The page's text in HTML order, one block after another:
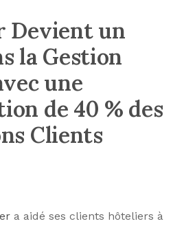
Devient un
la Gestion
une
de 40 % des
Clients
a aidé ses clients hôteliers à